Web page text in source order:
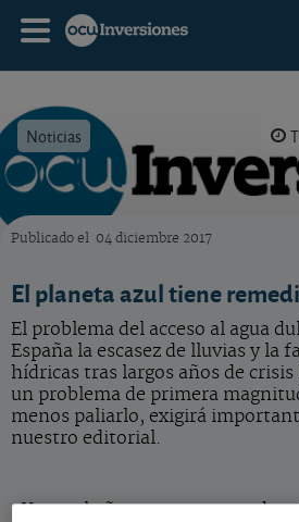
Noticias
Publicado el 04 diciembre 2017
El planeta azul tiene
El problema del acceso al agua
España la escasez de lluvias y la
hídricas tras largos años de
un problema de primera
menos paliarlo, exigirá
nuestro editorial.
Ya en el año 1992 un grupo de